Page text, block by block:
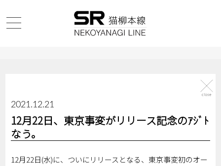
2021.12.21
12月22日、東京事変がリリース記念のｱｼﾞﾄ
なう。
12月22日(水)に、ついにリリースとなる、東京事変初のオー